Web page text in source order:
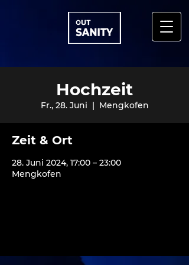
Hochzeit
Fr., 28. Juni
  |
Mengkofen
Zeit & Ort
28. Juni 2024, 17:00 – 23:00
Mengkofen